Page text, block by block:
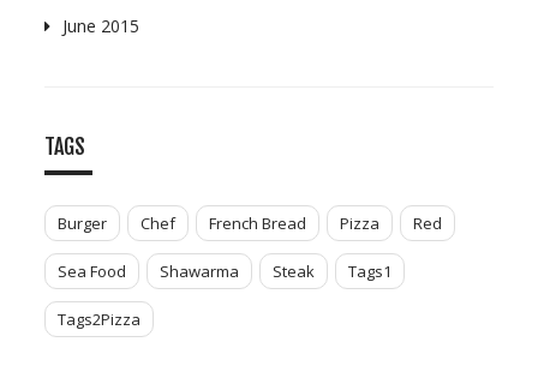
June 2015
TAGS
Burger Chef French Bread Pizza Red
Sea Food Shawarma Steak Tags1
Tags2Pizza